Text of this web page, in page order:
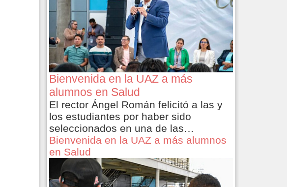
Bienvenida en la UAZ a más
alumnos en Salud
El rector Ángel Román felicitó a las y
los estudiantes por haber sido
seleccionados en una de las…
Bienvenida en la UAZ a más alumnos
en Salud